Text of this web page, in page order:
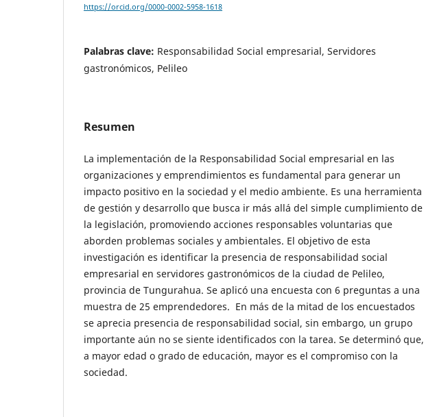
https://orcid.org/0000-0002-5958-1618
Palabras clave: Responsabilidad Social empresarial, Servidores
gastronómicos, Pelileo
Resumen
La implementación de la Responsabilidad Social empresarial en las
organizaciones y emprendimientos es fundamental para generar un
impacto positivo en la sociedad y el medio ambiente. Es una herramienta
de gestión y desarrollo que busca ir más allá del simple cumplimiento de
la legislación, promoviendo acciones responsables voluntarias que
aborden problemas sociales y ambientales. El objetivo de esta
investigación es identificar la presencia de responsabilidad social
empresarial en servidores gastronómicos de la ciudad de Pelileo,
provincia de Tungurahua. Se aplicó una encuesta con 6 preguntas a una
muestra de 25 emprendedores. En más de la mitad de los encuestados
se aprecia presencia de responsabilidad social, sin embargo, un grupo
importante aún no se siente identificados con la tarea. Se determinó que,
a mayor edad o grado de educación, mayor es el compromiso con la
sociedad.